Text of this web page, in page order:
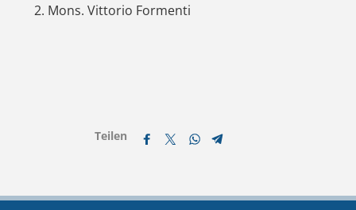
Mons. Vittorio Formenti
Teilen